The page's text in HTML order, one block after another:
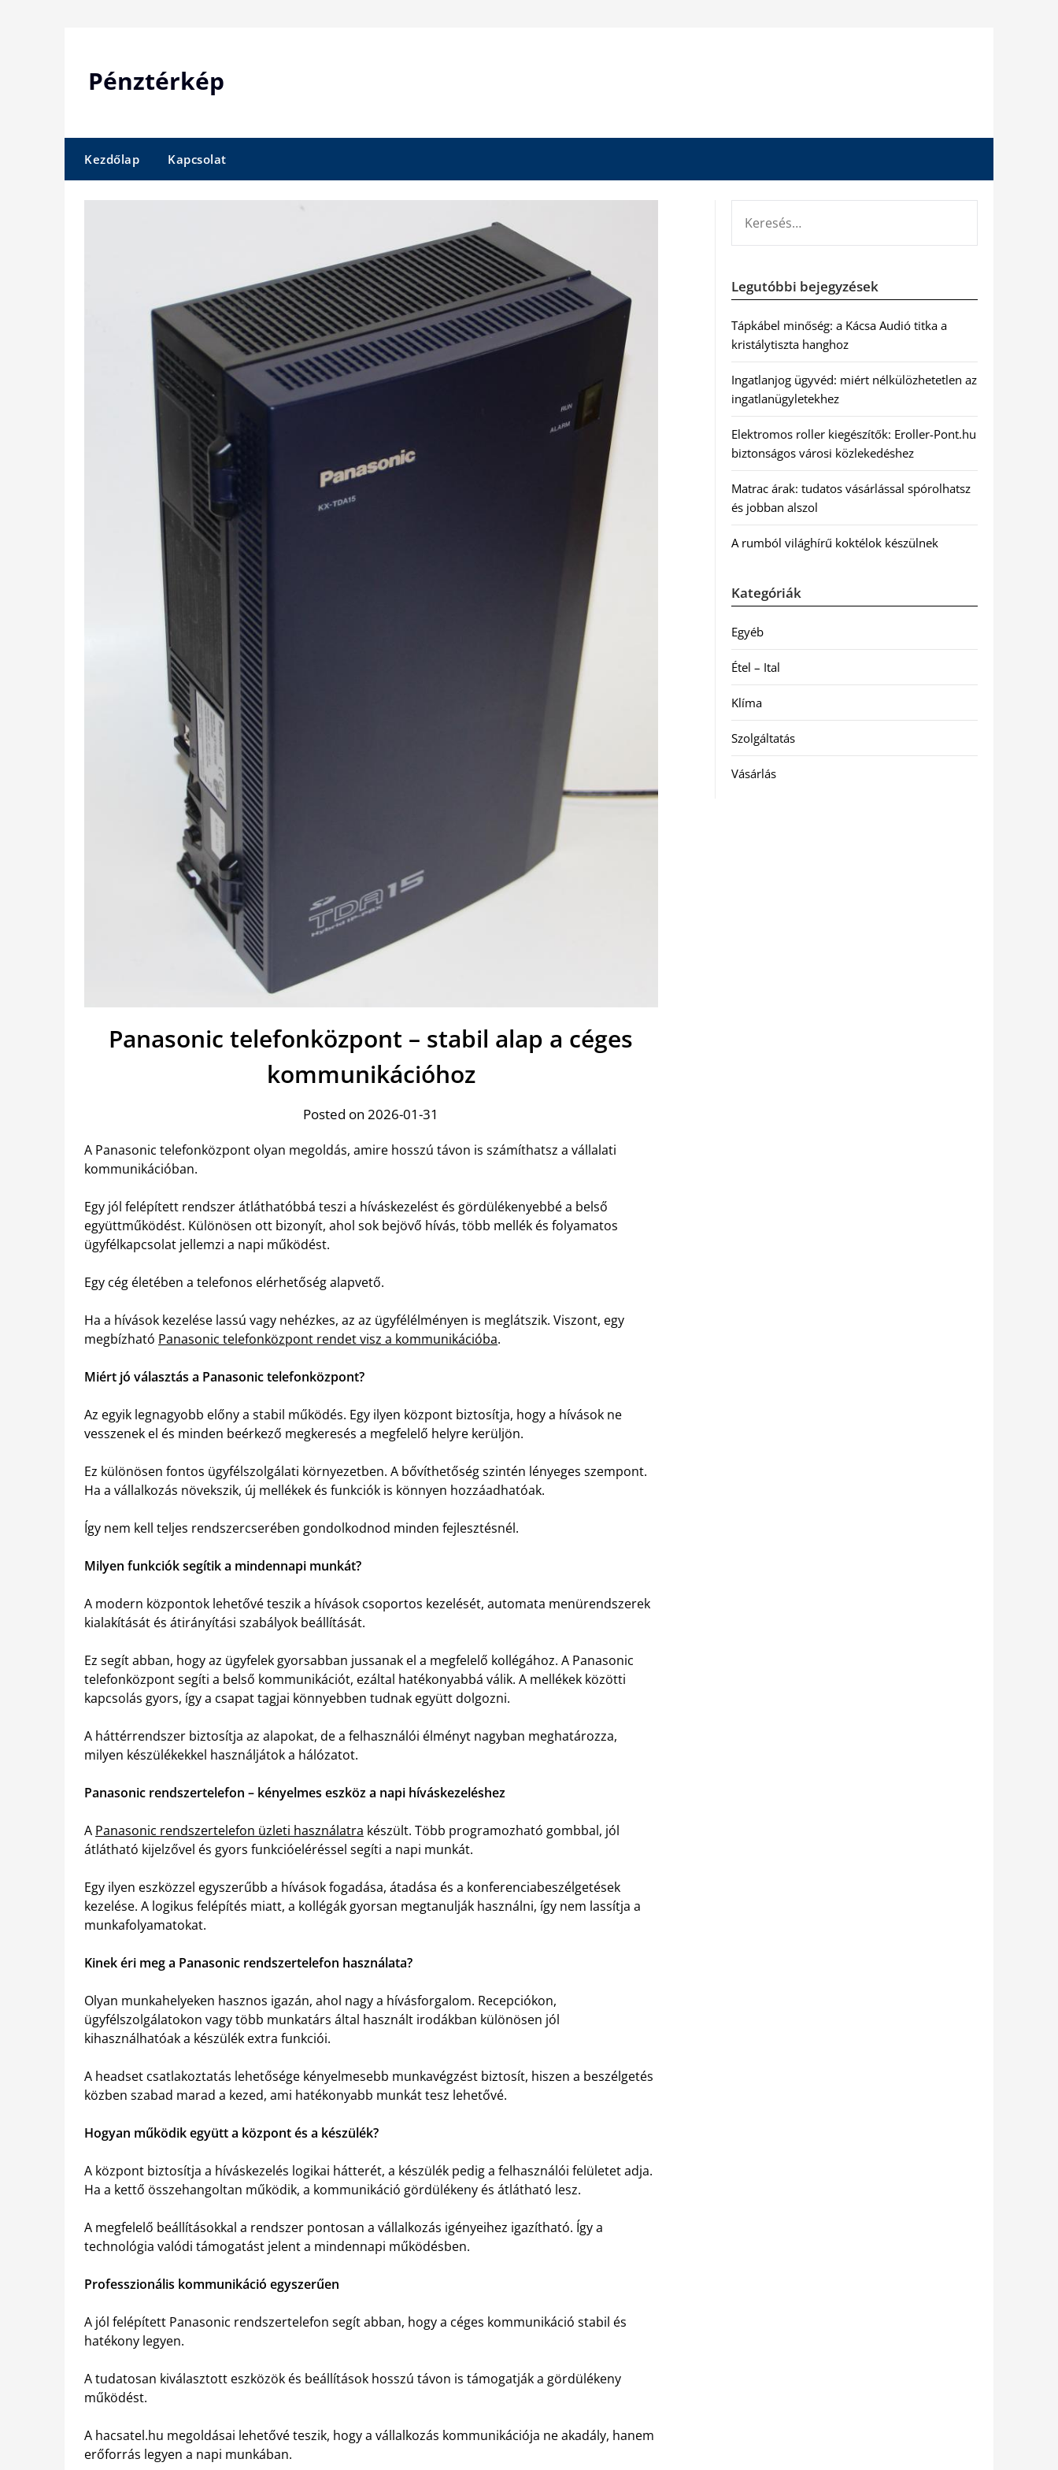
Pénztérkép
Kezdőlap Kapcsolat
Panasonic telefonközpont – stabil alap a céges
kommunikációhoz
Posted on 2026-01-31
A Panasonic telefonközpont olyan megoldás, amire hosszú távon is számíthatsz a vállalati
kommunikációban.
Egy jól felépített rendszer átláthatóbbá teszi a híváskezelést és gördülékenyebbé a belső
együttműködést. Különösen ott bizonyít, ahol sok bejövő hívás, több mellék és folyamatos
ügyfélkapcsolat jellemzi a napi működést.
Egy cég életében a telefonos elérhetőség alapvető.
Ha a hívások kezelése lassú vagy nehézkes, az az ügyfélélményen is meglátszik. Viszont, egy
megbízható Panasonic telefonközpont rendet visz a kommunikációba.
Miért jó választás a Panasonic telefonközpont?
Az egyik legnagyobb előny a stabil működés. Egy ilyen központ biztosítja, hogy a hívások ne
vesszenek el és minden beérkező megkeresés a megfelelő helyre kerüljön.
Ez különösen fontos ügyfélszolgálati környezetben. A bővíthetőség szintén lényeges szempont.
Ha a vállalkozás növekszik, új mellékek és funkciók is könnyen hozzáadhatóak.
Így nem kell teljes rendszercserében gondolkodnod minden fejlesztésnél.
Milyen funkciók segítik a mindennapi munkát?
A modern központok lehetővé teszik a hívások csoportos kezelését, automata menürendszerek
kialakítását és átirányítási szabályok beállítását.
Ez segít abban, hogy az ügyfelek gyorsabban jussanak el a megfelelő kollégához. A Panasonic
telefonközpont segíti a belső kommunikációt, ezáltal hatékonyabbá válik. A mellékek közötti
kapcsolás gyors, így a csapat tagjai könnyebben tudnak együtt dolgozni.
A háttérrendszer biztosítja az alapokat, de a felhasználói élményt nagyban meghatározza,
milyen készülékekkel használjátok a hálózatot.
Panasonic rendszertelefon – kényelmes eszköz a napi híváskezeléshez
A Panasonic rendszertelefon üzleti használatra készült. Több programozható gombbal, jól
átlátható kijelzővel és gyors funkcióeléréssel segíti a napi munkát.
Egy ilyen eszközzel egyszerűbb a hívások fogadása, átadása és a konferenciabeszélgetések
kezelése. A logikus felépítés miatt, a kollégák gyorsan megtanulják használni, így nem lassítja a
munkafolyamatokat.
Kinek éri meg a Panasonic rendszertelefon használata?
Olyan munkahelyeken hasznos igazán, ahol nagy a hívásforgalom. Recepciókon,
ügyfélszolgálatokon vagy több munkatárs által használt irodákban különösen jól
kihasználhatóak a készülék extra funkciói.
A headset csatlakoztatás lehetősége kényelmesebb munkavégzést biztosít, hiszen a beszélgetés
közben szabad marad a kezed, ami hatékonyabb munkát tesz lehetővé.
Hogyan működik együtt a központ és a készülék?
A központ biztosítja a híváskezelés logikai hátterét, a készülék pedig a felhasználói felületet adja.
Ha a kettő összehangoltan működik, a kommunikáció gördülékeny és átlátható lesz.
A megfelelő beállításokkal a rendszer pontosan a vállalkozás igényeihez igazítható. Így a
technológia valódi támogatást jelent a mindennapi működésben.
Professzionális kommunikáció egyszerűen
A jól felépített Panasonic rendszertelefon segít abban, hogy a céges kommunikáció stabil és
hatékony legyen.
A tudatosan kiválasztott eszközök és beállítások hosszú távon is támogatják a gördülékeny
működést.
A hacsatel.hu megoldásai lehetővé teszik, hogy a vállalkozás kommunikációja ne akadály, hanem
erőforrás legyen a napi munkában.
Legutóbbi bejegyzések
Tápkábel minőség: a Kácsa Audió titka a
kristálytiszta hanghoz
Ingatlanjog ügyvéd: miért nélkülözhetetlen az
ingatlanügyletekhez
Elektromos roller kiegészítők: Eroller-Pont.hu
biztonságos városi közlekedéshez
Matrac árak: tudatos vásárlással spórolhatsz
és jobban alszol
A rumból világhírű koktélok készülnek
Kategóriák
Egyéb
Étel – Ital
Klíma
Szolgáltatás
Vásárlás